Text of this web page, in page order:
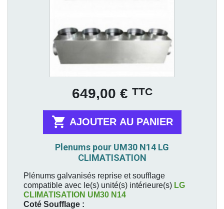
649,00 € TTC
 AJOUTER AU PANIER
Plenums pour UM30 N14 LG
CLIMATISATION
Plénums galvanisés reprise et soufflage
compatible avec le(s) unité(s) intérieure(s) LG
CLIMATISATION UM30 N14
Coté Soufflage :